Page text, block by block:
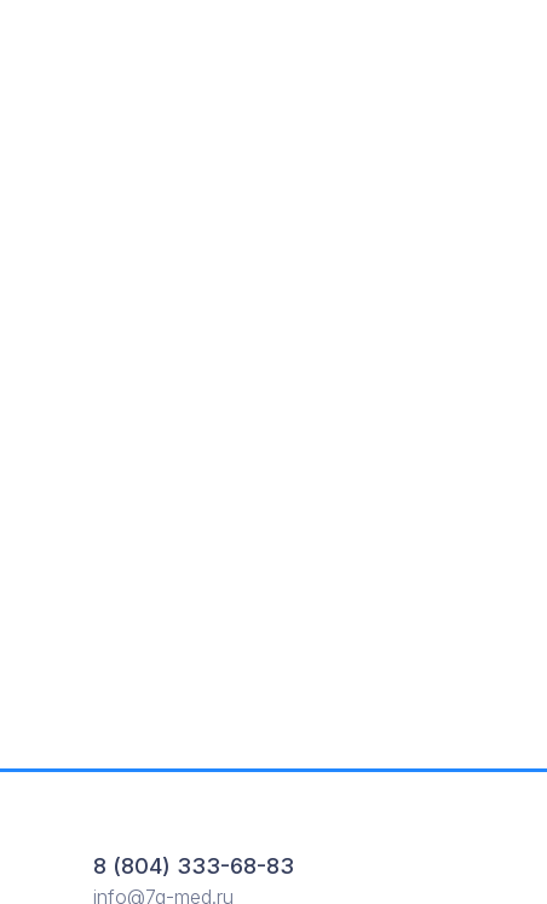
8 (804) 333-68-83
info@7g-med.ru